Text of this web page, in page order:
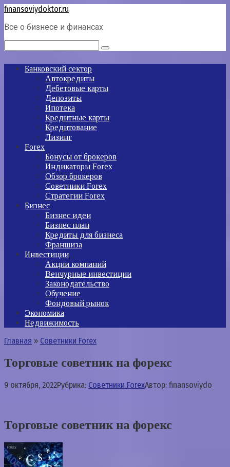
Перейти
контенту
finansoviydoktor.ru
Все о бизнесе и финансах
Банковский сектор
Автокредиты
Дебетовые карты
Депозиты
Ипотека
Кредитные карты
Кредитование
Лизинг
Forex
Бонусы от брокеров
Индикаторы Forex
Обзор брокеров
Советники Forex
Стратегии Forex
Бизнес
Бизнес идеи
Бизнес план
Кредиты для бизнеса
Франшиза
Инвестиции
Акции компаний
Венчурные инвестиции
Законодательство
Обучение
Фондовый рынок
Экономика
Недвижимость
Главная » Советники Forex
Торговые советник на форекс
9 октября, 2022Рубрика: Советники ForexАвтор: finansoviydo
Торговые советник на форекс